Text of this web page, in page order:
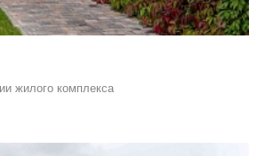
жилого комплекса